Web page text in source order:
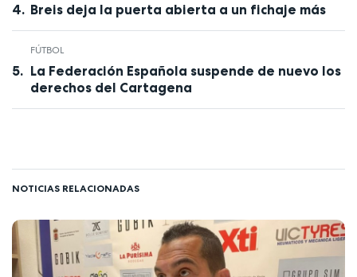
Breis deja la puerta abierta a un fichaje más
FÚTBOL
La Federación Española suspende de nuevo los
derechos del Cartagena
NOTICIAS RELACIONADAS